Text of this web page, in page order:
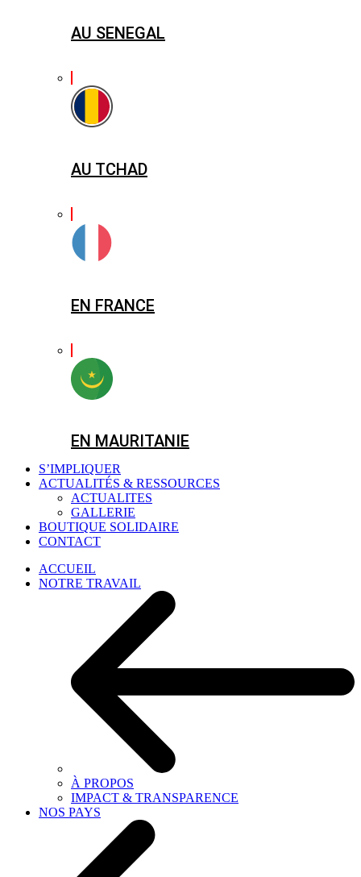
AU SENEGAL
AU TCHAD
EN FRANCE
EN MAURITANIE
S’IMPLIQUER
ACTUALITÉS & RESSOURCES
ACTUALITES
GALLERIE
BOUTIQUE SOLIDAIRE
CONTACT
ACCUEIL
NOTRE TRAVAIL
À PROPOS
IMPACT & TRANSPARENCE
NOS PAYS